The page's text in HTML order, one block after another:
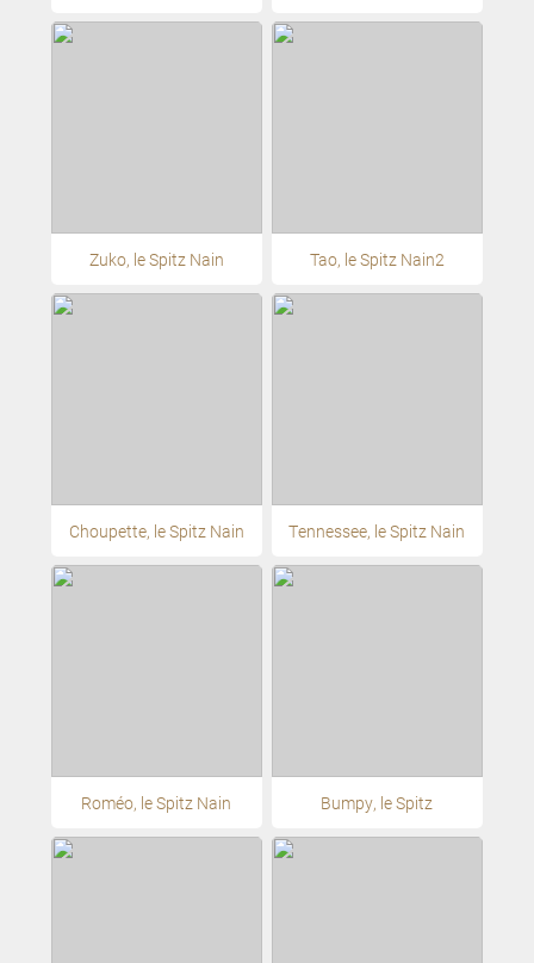
Zuko, le Spitz Nain Tao, le Spitz Nain2
Choupette, le Spitz Nain Tennessee, le Spitz Nain
Roméo, le Spitz Nain Bumpy, le Spitz